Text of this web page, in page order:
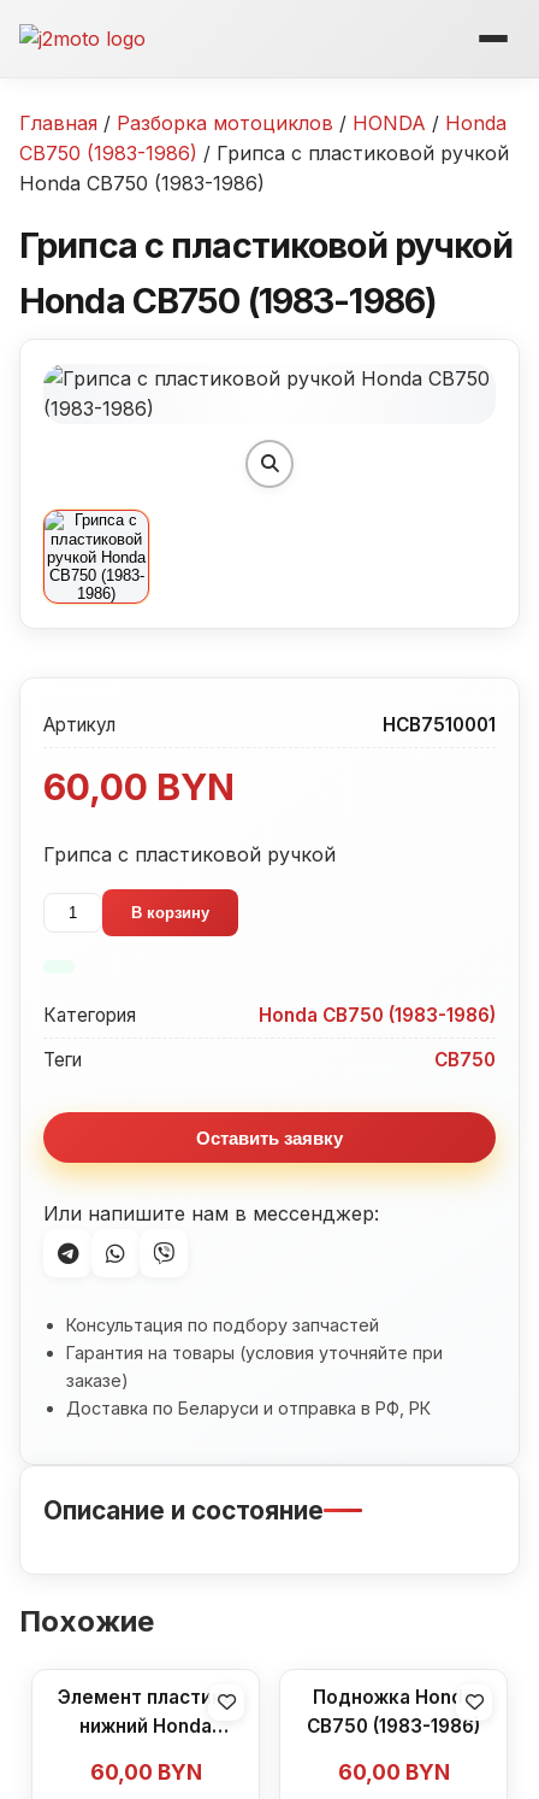
Главная / Разборка мотоциклов / HONDA / Honda
CB750 (1983-1986) / Грипса с пластиковой ручкой
Honda CB750 (1983-1986)
Грипса с пластиковой ручкой
Honda CB750 (1983-1986)
Артикул HCB7510001
60,00 BYN
Грипса с пластиковой ручкой
Количество
товара
пластиковой
ручкой
CB750
(1983-
1986)
В корзину
Категория
Honda CB750 (1983-1986)
Теги
CB750
Оставить заявку
Или напишите нам в мессенджер:
Консультация по подбору запчастей
Гарантия на товары (условия уточняйте при
заказе)
Доставка по Беларуси и отправка в РФ, РК
Описание и состояние
Похожие
Элемент пластика
нижний Honda
60,00 BYN
Подножка Honda
CB750 (1983-1986)
60,00 BYN